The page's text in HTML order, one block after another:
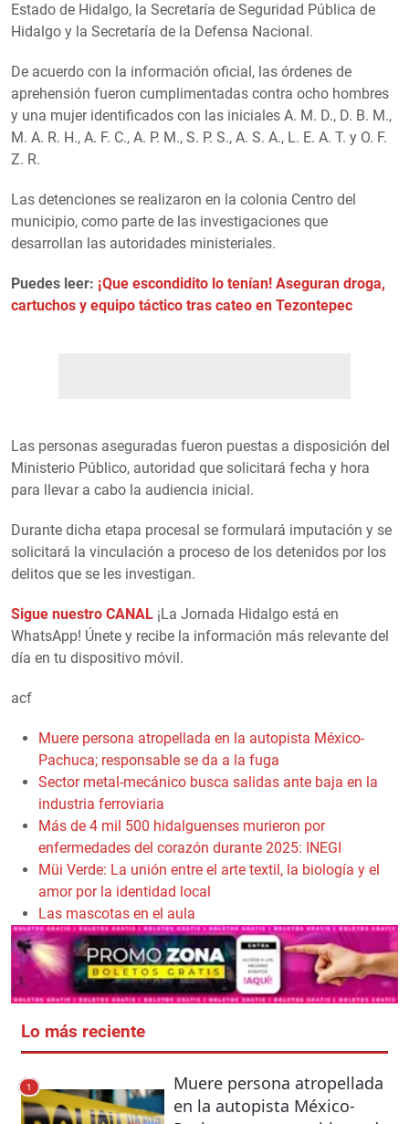
Estado de Hidalgo, la Secretaría de Seguridad Pública de
Hidalgo y la Secretaría de la Defensa Nacional.
De acuerdo con la información oficial, las órdenes de
aprehensión fueron cumplimentadas contra ocho hombres
y una mujer identificados con las iniciales A. M. D., D. B. M.,
M. A. R. H., A. F. C., A. P. M., S. P. S., A. S. A., L. E. A. T. y O. F.
Z. R.
Las detenciones se realizaron en la colonia Centro del
municipio, como parte de las investigaciones que
desarrollan las autoridades ministeriales.
Puedes leer: ¡Que escondidito lo tenían! Aseguran droga,
cartuchos y equipo táctico tras cateo en Tezontepec
Las personas aseguradas fueron puestas a disposición del
Ministerio Público, autoridad que solicitará fecha y hora
para llevar a cabo la audiencia inicial.
Durante dicha etapa procesal se formulará imputación y se
solicitará la vinculación a proceso de los detenidos por los
delitos que se les investigan.
Sigue nuestro CANAL ¡La Jornada Hidalgo está en
WhatsApp! Únete y recibe la información más relevante del
día en tu dispositivo móvil.
acf
Muere persona atropellada en la autopista México-
Pachuca; responsable se da a la fuga
Sector metal-mecánico busca salidas ante baja en la
industria ferroviaria
Más de 4 mil 500 hidalguenses murieron por
enfermedades del corazón durante 2025: INEGI
Müi Verde: La unión entre el arte textil, la biología y el
amor por la identidad local
Las mascotas en el aula
Lo más reciente
1
Muere persona atropellada
en la autopista México-